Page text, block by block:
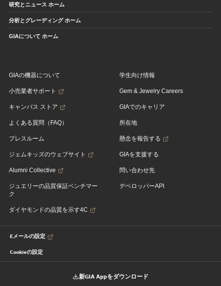
研究とニュース ホーム
分析とグレーディング ホーム
GIAについて ホーム
GIAの機器について
小売業者サポート
キャンパス ストア
よくある質問（FAQ）
プレスルーム
ジェムキッズのウェブサイト
Alumni Collective
ジュエリーの品質保証ベンチマー
ク
ダイヤモンドの品質を示す4C
学生向け情報
Gem & Jewelry Careers
GIAでのキャリア
所在地
懸念を報告する
GIAを支援する
問い合わせ先
デベロッパーAPI
Eメールの設定
Cookieの設定
新GIA Appをダウンロード